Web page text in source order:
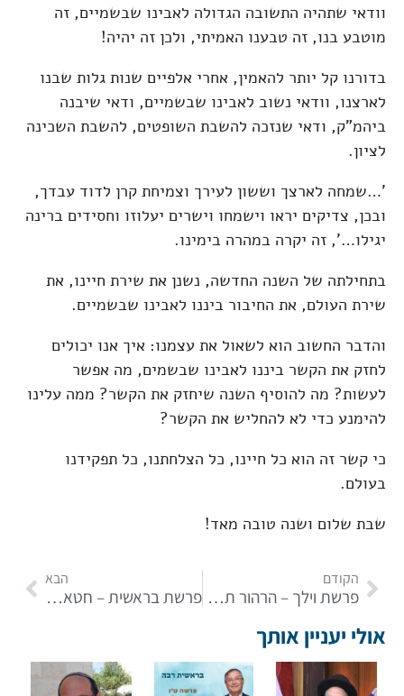
וודאי שתהיה התשובה הגדולה לאבינו שבשמיים, זה
מוטבע בנו, זה טבענו האמיתי, ולכן זה יהיה!
בדורנו קל יותר להאמין, אחרי אלפיים שנות גלות שבנו
לארצנו, וודאי נשוב לאבינו שבשמיים, ודאי שיבנה
ביהמ"ק, ודאי שנזכה להשבת השופטים, להשבת השכינה
לציון.
'…שמחה לארצך וששון לעירך וצמיחת קרן לדוד עבדך,
ובכן, צדיקים יראו וישמחו וישרים יעלוזו וחסידים ברינה
יגילו…', זה יקרה במהרה בימינו.
בתחילתה של השנה החדשה, נשנן את שירת חיינו, את
שירת העולם, את החיבור ביננו לאבינו שבשמיים.
והדבר החשוב הוא לשאול את עצמנו: איך אנו יכולים
לחזק את הקשר ביננו לאבינו שבשמים, מה אפשר
לעשות? מה להוסיף השנה שיחזק את הקשר? ממה עלינו
להימנע כדי לא להחליש את הקשר?
כי קשר זה הוא כל חיינו, כל הצלחתנו, כל תפקידנו
בעולם.
שבת שלום ושנה טובה מאד!
הקודם
פרשת וילך – הרהור תשובה
הבא
פרשת בראשית – חטא אדם הראשון
אולי יעניין אותך